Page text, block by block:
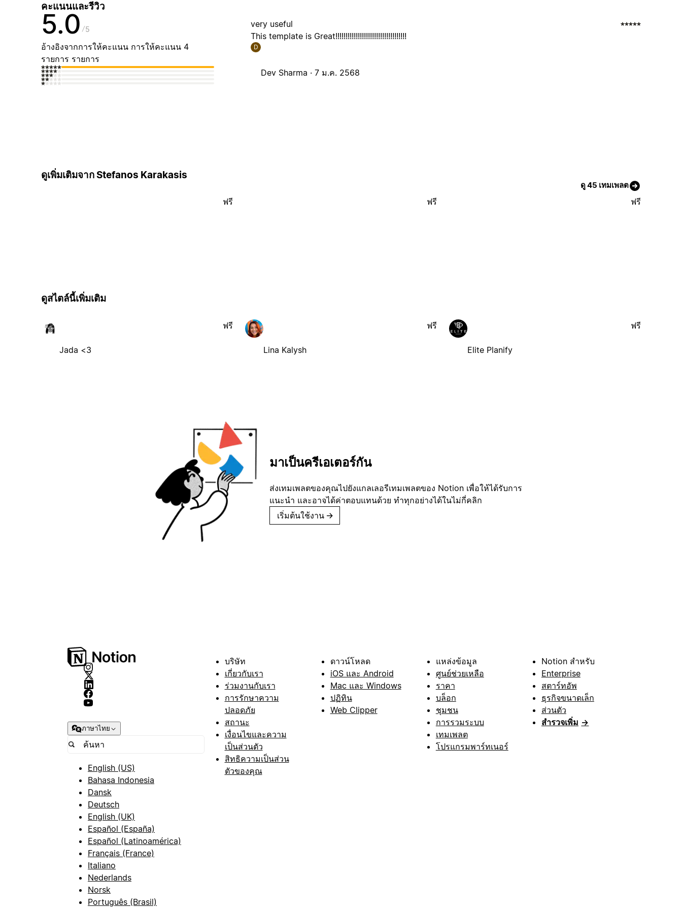
คะแนนและรีวิว
5.0 5
อ้างอิงจากการให้คะแนน การให้คะแนน 4
รายการ รายการ
very useful
This template is Great!!!!!!!!!!!!!!!!!!!!!!!!!!!!!!!!!!!
D
Dev Sharma ·7 ม.ค. 2568
ดูเพิ่มเติมจาก Stefanos Karakasis
ดู 45 เทมเพลต
ฟรี ฟรี ฟรี
ดูสไตล์นี้เพิ่มเติม
Jada <3
ฟรี
Lina Kalysh
ฟรี
Elite Planify
ฟรี
มาเป็นครีเอเตอร์กัน
ส่งเทมเพลตของคุณไปยังแกลเลอรีเทมเพลตของ Notion เพื่อให้ได้รับการ
แนะนำ และอาจได้ค่าตอบแทนด้วย ทำทุกอย่างได้ในไม่กี่คลิก
เริ่มต้นใช้งาน →
ภาษาไทย
English (US)
Bahasa Indonesia
Dansk
Deutsch
English (UK)
Español (España)
Español (Latinoamérica)
Français (France)
Italiano
Nederlands
Norsk
Português (Brasil)
บริษัท
เกี่ยวกับเรา
ร่วมงานกับเรา
การรักษาความ
ปลอดภัย
สถานะ
เงื่อนไขและความ
เป็นส่วนตัว
สิทธิความเป็นส่วน
ตัวของคุณ
ดาวน์โหลด
iOS และ Android
Mac และ Windows
ปฏิทิน
Web Clipper
แหล่งข้อมูล
ศูนย์ช่วยเหลือ
ราคา
บล็อก
ชุมชน
การรวมระบบ
เทมเพลต
โปรแกรมพาร์ทเนอร์
Notion สำหรับ
Enterprise
สตาร์ทอัพ
ธุรกิจขนาดเล็ก
ส่วนตัว
สำรวจเพิ่ม →